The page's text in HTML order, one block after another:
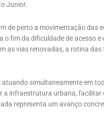
Junior.
de perto a movimentação das
fim da dificuldade de acesso e
as vias renovadas, a rotina
atuando simultaneamente em
infraestrutura urbana, facilitar
representa um avanço